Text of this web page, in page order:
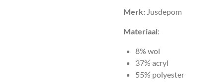
Merk: Jusdepom
Materiaal:
8% wol
37% acryl
55% polyester